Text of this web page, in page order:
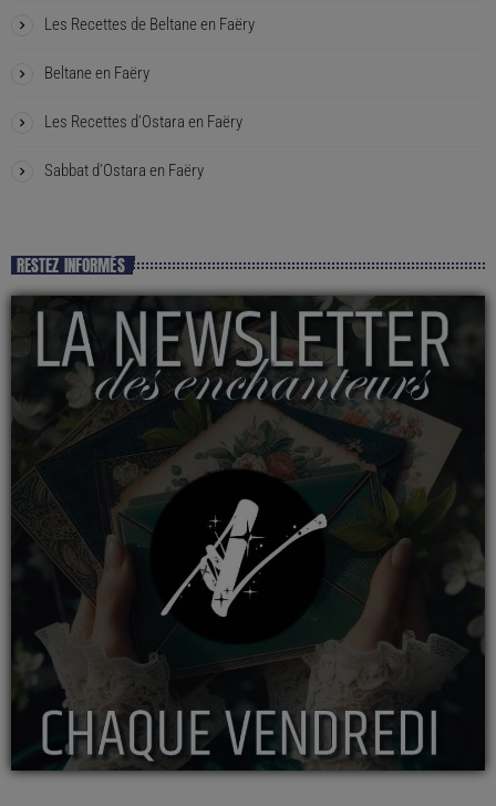
Les Recettes de Beltane en Faëry
Beltane en Faëry
Les Recettes d’Ostara en Faëry
Sabbat d’Ostara en Faëry
RESTEZ INFORMÉS